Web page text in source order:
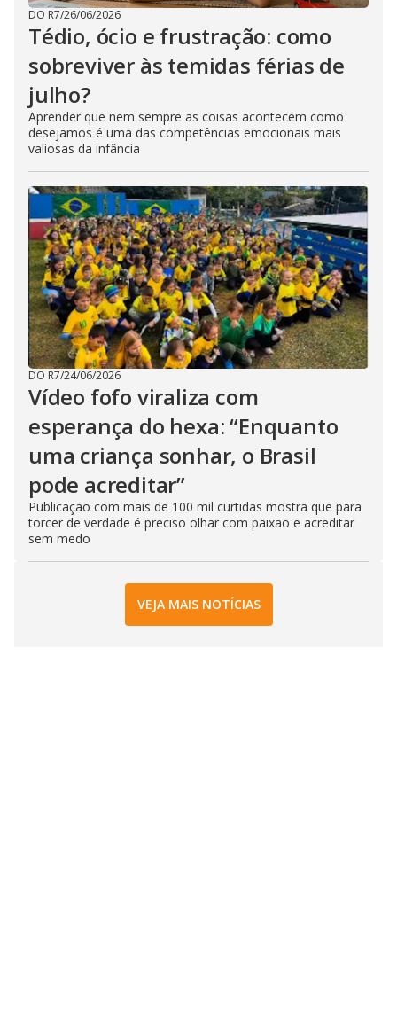
DO R7/26/06/2026
Tédio, ócio e frustração: como
sobreviver às temidas férias de
julho?
Aprender que nem sempre as coisas acontecem como
desejamos é uma das competências emocionais mais
valiosas da infância
DO R7/24/06/2026
Vídeo fofo viraliza com
esperança do hexa: “Enquanto
uma criança sonhar, o Brasil
pode acreditar”
Publicação com mais de 100 mil curtidas mostra que para
torcer de verdade é preciso olhar com paixão e acreditar
sem medo
VEJA MAIS NOTÍCIAS